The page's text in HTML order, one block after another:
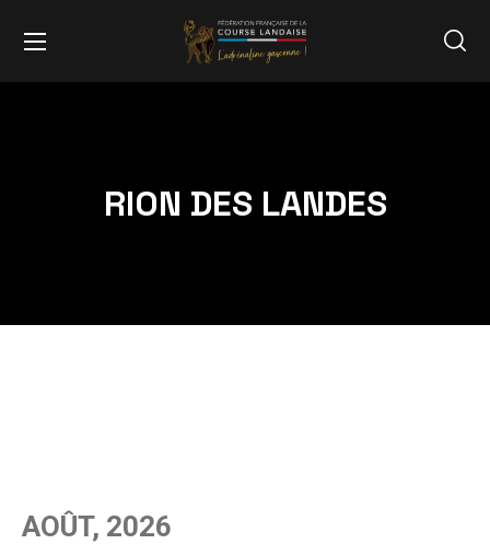
RION DES LANDES
AOÛT, 2026